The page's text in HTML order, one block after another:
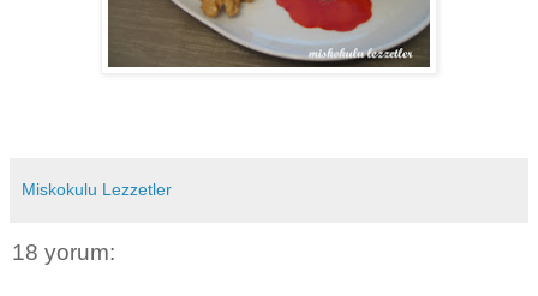
Miskokulu Lezzetler
18 yorum: